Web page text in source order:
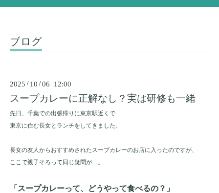
ブログ
2025 / 10 /06 12:00
スープカレーに正解なし？実は研修も一緒
先日、千葉での出張帰りに東京駅近くで
東京に住む長女とランチをしてきました。
長女の友人からおすすめされたスープカレーのお店に入ったのですが、
ここで親子そろって同じ疑問が…。
「スープカレーって、どうやって食べるの？」